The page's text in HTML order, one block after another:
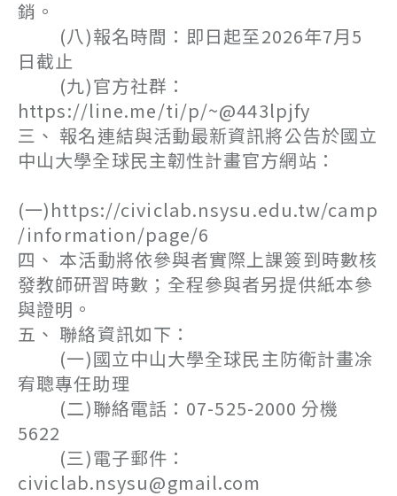
銷。
(八)報名時間：即日起至2026年7月5
日截止
(九)官方社群：
https://line.me/ti/p/~@443lpjfy
三、 報名連結與活動最新資訊將公告於國立
中山大學全球民主韌性計畫官方網站：
(一)https://civiclab.nsysu.edu.tw/camp
/information/page/6
四、 本活動將依參與者實際上課簽到時數核
發教師研習時數；全程參與者另提供紙本參
與證明。
五、 聯絡資訊如下：
(一)國立中山大學全球民主防衛計畫凃
宥聰專任助理
(二)聯絡電話：07-525-2000 分機
5622
(三)電子郵件：
civiclab.nsysu@gmail.com